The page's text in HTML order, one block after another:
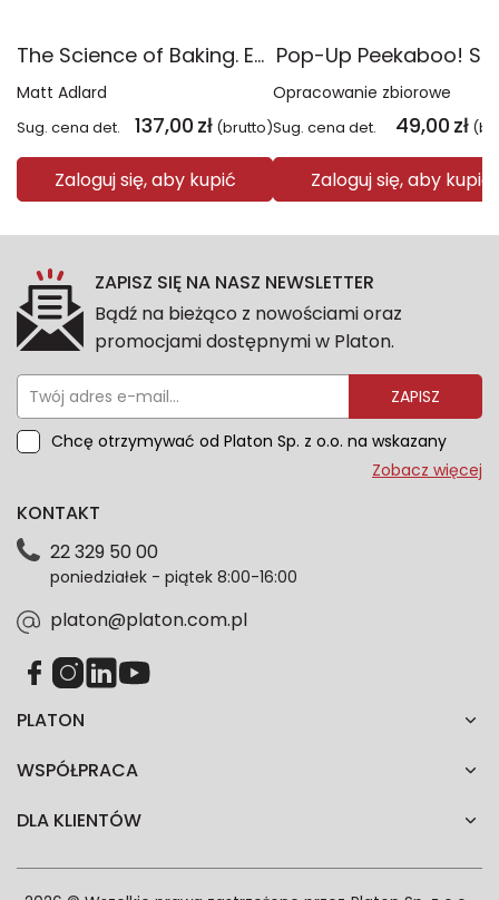
The Science of Baking. Everything You Need to Know to Create Perfect Sweet and Savoury Bakes, Every Time
Matt Adlard
Sug. cena det. 137,00 zł (brutto)
Zaloguj się, aby kupić
Pop-Up Peekaboo!
Opracowanie zbiorowe
Sug. cena det. 49,00 zł
Zaloguj się, aby kupić
ZAPISZ SIĘ NA NASZ NEWSLETTER
Bądź na bieżąco z nowościami oraz
promocjami dostępnymi w Platon.
ZAPISZ
Chcę otrzymywać od Platon Sp. z o.o. na wskazany
przeze mnie adres e-mail informacje marketingowe
dotyczące danych osobowych znajdziesz w naszej
każdym czasie. Wycofanie zgody nie wpłynie na
zgodność z prawem przetwarzania dokonanego przed
Zobacz więcej
PLATON
WSPÓŁPRACA
DLA KLIENTÓW
KONTAKT
22 329 50 00
poniedziałek - piątek 8:00-16:00
platon@platon.com.pl